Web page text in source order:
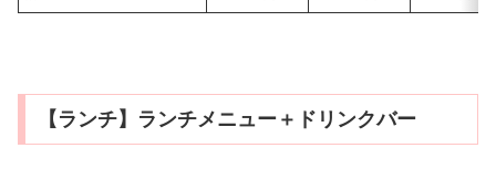
【ランチ】ランチメニュー＋ドリンクバー